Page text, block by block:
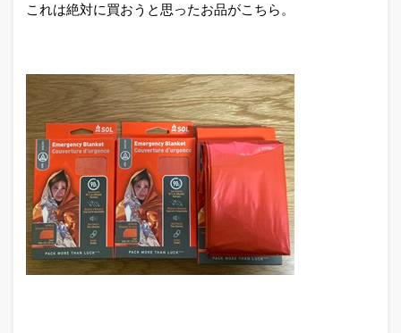
これは絶対に買おうと思ったお品がこちら。